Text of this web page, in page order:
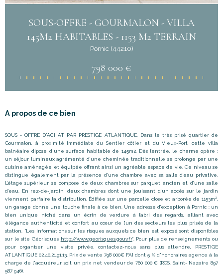
SOUS-OFFRE - GOURMALON - VILLA
145M2 HABITABLES - 1153 M2 TERRAIN
Pornic (44210)
798 000 €
A propos de ce bien
SOUS - OFFRE D'ACHAT PAR PRESTIGE ATLANTIQUE. Dans le très prisé quartier de
Gourmalon, à proximité immédiate du Sentier côtier et du Vieux-Port, cette villa
balnéaire dipose d'une surface habitable de 145m2.
Dès l’entrée, le charme opère :
un séjour lumineux agrémenté d’une cheminée traditionnelle se prolonge par une
cuisine aménagée et équipée offrant ainsi un agréable espace de vie. Ce niveau se
distingue également par la présence d’une chambre avec sa salle d’eau privative.
L’étage supérieur se compose de deux chambres sur parquet ancien et d’une salle
d’eau. En rez-de-jardin, deux chambres dont une jouissant d’un accès sur le jardin
viennent parfaire la distribution. Édifiée sur une parcelle close et arborée de 1153m²,
un garage donne une touche finale à ce bien. Une adresse d’exception à Pornic : un
bien unique niché dans un écrin de verdure à l’abri des regards, alliant avec
élégance authenticité et confort au cœur de l’un des secteurs les plus prisés de la
station. “Les informations sur les risques auxquels ce bien est exposé sont disponibles
sur le site Géorisques http://www.georisques.gouv.fr”. Pour plus de renseignements ou
pour organiser une visite privée, contactez-nous sans plus attendre, PRESTIGE
ATLANTIQUE 02.40.21.91.13. Prix de vente 798 000€ FAI dont 5 % d'honoraires agence à la
charge de l'acquéreur soit un prix net vendeur de 760 000 € (RCS. Saint- Nazaire 897
587 946).